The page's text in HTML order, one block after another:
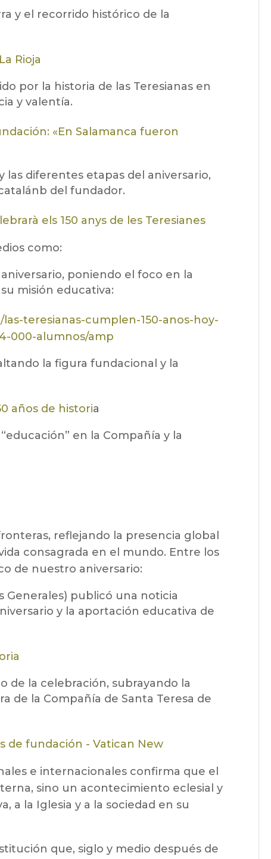
y el recorrido histórico de la
Rioja
por la historia de las Teresianas en
y valentía.
«En Salamanca fueron
las diferentes etapas del aniversario,
del fundador.
els 150 anys de les Teresianes
como:
poniendo el foco en la
misión educativa:
teresianas-cumplen-150-anos-hoy-
000-alumnos/amp
la figura fundacional y la
años de historia
en la Compañía y la
reflejando la presencia global
consagrada en el mundo. Entre los
de nuestro aniversario:
Generales) publicó una noticia
y la aportación educativa de
de la celebración, subrayando la
de la Compañía de Santa Teresa de
de fundación - Vatican New
e internacionales confirma que el
sino un acontecimiento eclesial y
a la Iglesia y a la sociedad en su
que, siglo y medio después de